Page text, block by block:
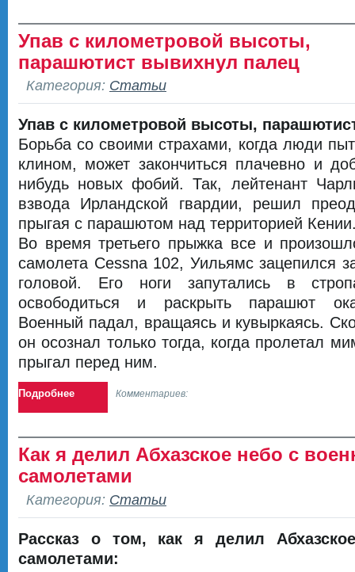
Упав с километровой высоты,
парашютист вывихнул палец
Категория: Статьи
Упав с километровой высоты,
Борьба со своими страхами, когда люди
клином, может закончиться плачевно и
нибудь новых фобий. Так, лейтенант
взвода Ирландской гвардии, решил
прыгая с парашютом над территорией
Во время третьего прыжка все и
самолета Cessna 102, Уильямс зацепился
головой. Его ноги запутались в
освободиться и раскрыть парашют
Военный падал, вращаясь и кувыркаясь.
он осознал только тогда, когда пролетал
прыгал перед ним.
Подробнее Комментариев:
Как я делил Абхазское небо с
самолетами
Категория: Статьи
Рассказ о том, как я делил
самолетами: